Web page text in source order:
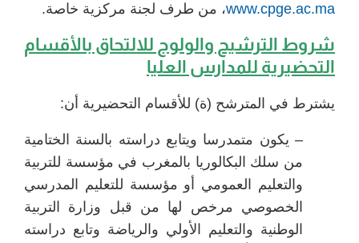
www.cpge.ac.ma، من طرف لجنة مركزية خاصة.
شروط الترشيح والولوج للالتحاق بالأقسام
التحضيرية للمدارس العليا
يشترط في المترشح (ة) للأقسام التحضيرية أن:
– يكون متمدرسا ويتابع دراسته بالسنة الختامية
من سلك البكالوريا بالمغرب في مؤسسة للتربية
والتعليم العمومي أو مؤسسة للتعليم المدرسي
الخصوصي مرخص لها من قبل وزارة التربية
الوطنية والتعليم الأولي والرياضة وتابع دراسته